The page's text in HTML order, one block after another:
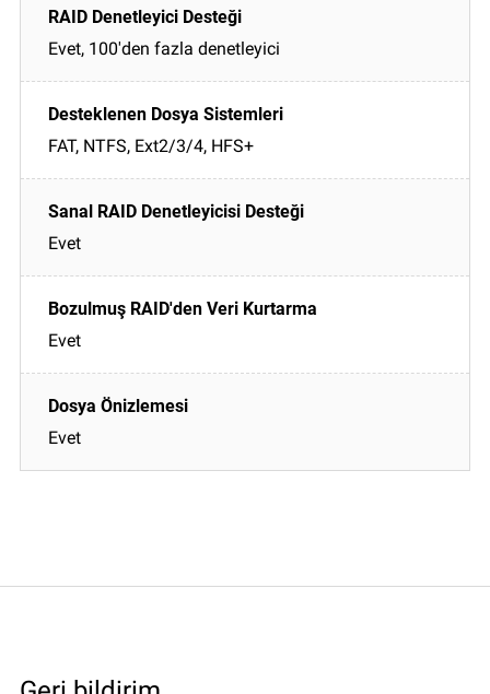
Evet, 100'den fazla denetleyici
FAT, NTFS, Ext2/3/4, HFS+
Evet
Evet
Evet